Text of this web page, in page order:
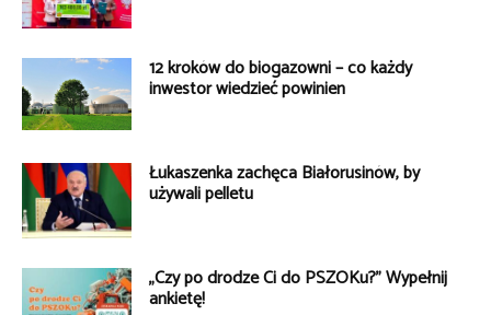
12 kroków do biogazowni – co każdy
inwestor wiedzieć powinien
Łukaszenka zachęca Białorusinów, by
używali pelletu
„Czy po drodze Ci do PSZOKu?” Wypełnij
ankietę!